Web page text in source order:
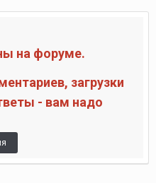
на форуме.
загрузки
- вам надо